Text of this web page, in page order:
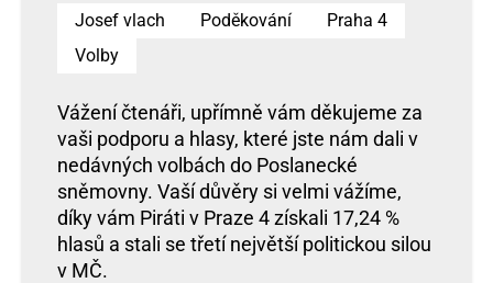
Josef vlach Poděkování
Praha 4
Volby
Vážení čtenáři, upřímně vám děkujeme za
vaši podporu a hlasy, které jste nám dali v
nedávných volbách do Poslanecké
sněmovny. Vaší důvěry si velmi vážíme,
díky vám Piráti v Praze 4 získali 17,24 %
hlasů a stali se třetí největší politickou silou
v MČ.